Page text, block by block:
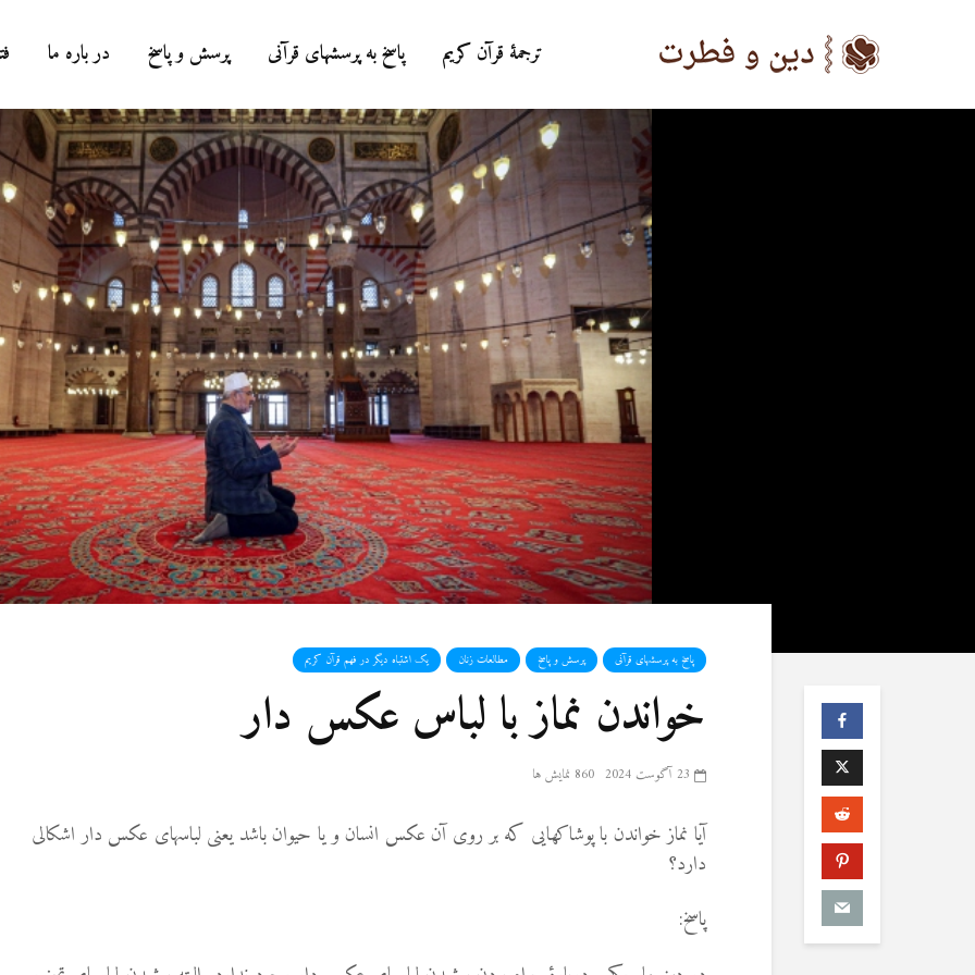
ترجمۀ قرآن کریم پاسخ به پرسشهای قرآنی پرسش و پاسخ در باره ما
پاسخ به پرسشهای قرآنی پرسش و پاسخ مطالعات زنان یک اشتباه دیگر در فهم قرآن کریم
خواندن نماز با لباس عکس دار
23 آگوست 2024 860 نمایش ها
آیا نماز خواندن با پوشاکهایی که بر روی آن عکس انسان و یا حیوان باشد یعنی لباسهای عکس دار اشکالی
دارد؟
پاسخ:
درباره سنگ زدن به
شیطان و دویدن
میان صفا و مروه
20 جولای 2026
27 نمایش ها
شوهرم به سراغ
رفته، اما مرا طلاق
نمی‌دهد. چه باید
19 جولای 2026